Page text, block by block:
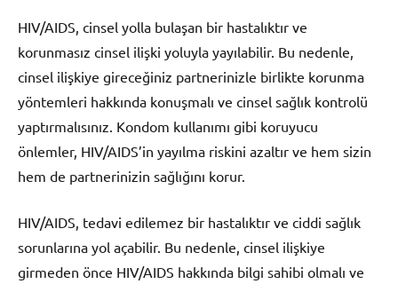
HIV/AIDS, cinsel yolla bulaşan bir hastalıktır ve
korunmasız cinsel ilişki yoluyla yayılabilir. Bu nedenle,
cinsel ilişkiye gireceğiniz partnerinizle birlikte korunma
yöntemleri hakkında konuşmalı ve cinsel sağlık kontrolü
yaptırmalısınız. Kondom kullanımı gibi koruyucu
önlemler, HIV/AIDS’in yayılma riskini azaltır ve hem sizin
hem de partnerinizin sağlığını korur.
HIV/AIDS, tedavi edilemez bir hastalıktır ve ciddi sağlık
sorunlarına yol açabilir. Bu nedenle, cinsel ilişkiye
girmeden önce HIV/AIDS hakkında bilgi sahibi olmalı ve